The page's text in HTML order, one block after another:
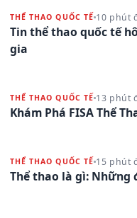
THỂ THAO QUỐC TẾ 10 phút
Tin thể thao quốc tế
gia
THỂ THAO QUỐC TẾ 13 phút
Khám Phá FISA Thể
THỂ THAO QUỐC TẾ 15 phút
Thể thao là gì: Những